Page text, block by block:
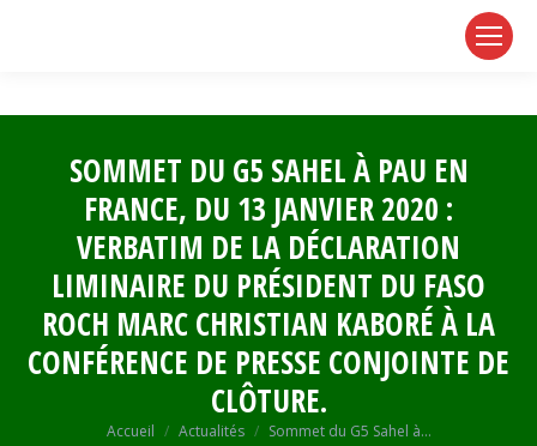
SOMMET DU G5 SAHEL À PAU EN
FRANCE, DU 13 JANVIER 2020 :
VERBATIM DE LA DÉCLARATION
LIMINAIRE DU PRÉSIDENT DU FASO
ROCH MARC CHRISTIAN KABORÉ À LA
CONFÉRENCE DE PRESSE CONJOINTE DE
CLÔTURE.
Vous êtes ici :
Accueil Actualités Sommet du G5 Sahel à…